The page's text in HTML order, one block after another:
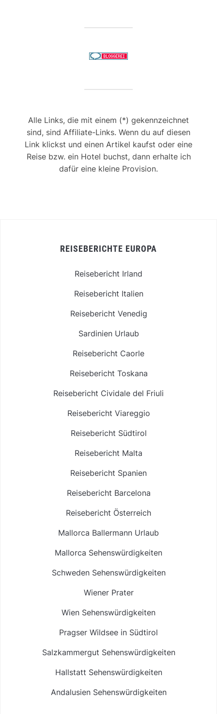
Alle Links, die mit einem (*) gekennzeichnet
sind, sind Affiliate-Links. Wenn du auf diesen
Link klickst und einen Artikel kaufst oder eine
Reise bzw. ein Hotel buchst, dann erhalte ich
dafür eine kleine Provision.
REISEBERICHTE EUROPA
Reisebericht Irland
Reisebericht Italien
Reisebericht Venedig
Sardinien Urlaub
Reisebericht Caorle
Reisebericht Toskana
Reisebericht Cividale del Friuli
Reisebericht Viareggio
Reisebericht Südtirol
Reisebericht Malta
Reisebericht Spanien
Reisebericht Barcelona
Reisebericht Österreich
Mallorca Ballermann Urlaub
Mallorca Sehenswürdigkeiten
Schweden Sehenswürdigkeiten
Wiener Prater
Wien Sehenswürdigkeiten
Pragser Wildsee in Südtirol
Salzkammergut Sehenswürdigkeiten
Hallstatt Sehenswürdigkeiten
Andalusien Sehenswürdigkeiten